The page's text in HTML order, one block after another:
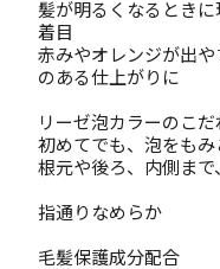
髪が明るくなるときに
着目
赤みやオレンジが出
のある仕上がりに
リーゼ泡カラーのこだ
初めてでも、泡をも
根元や後ろ、内側まで
指通りなめらか
毛髪保護成分配合